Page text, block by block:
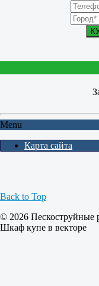
Menu
Карта сайта
Back to Top
© 2026 Пескоструйные
Шкаф купе в векторе